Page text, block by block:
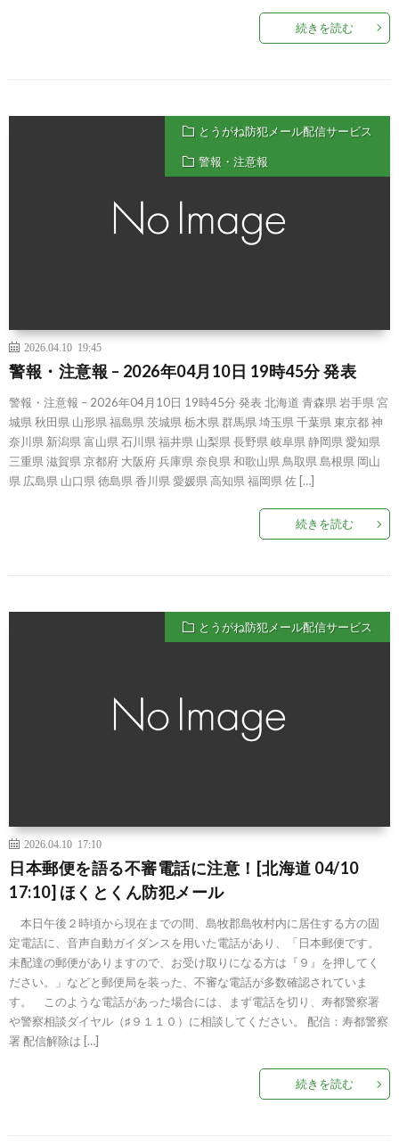
続きを読む
とうがね防犯メール配信サービス
警報・注意報
2026.04.10 19:45
警報・注意報 – 2026年04月10日 19時45分 発表
警報・注意報 – 2026年04月10日 19時45分 発表 北海道 青森県 岩手県 宮
城県 秋田県 山形県 福島県 茨城県 栃木県 群馬県 埼玉県 千葉県 東京都 神
奈川県 新潟県 富山県 石川県 福井県 山梨県 長野県 岐阜県 静岡県 愛知県
三重県 滋賀県 京都府 大阪府 兵庫県 奈良県 和歌山県 鳥取県 島根県 岡山
県 広島県 山口県 徳島県 香川県 愛媛県 高知県 福岡県 佐 […]
続きを読む
とうがね防犯メール配信サービス
2026.04.10 17:10
日本郵便を語る不審電話に注意！[北海道 04/10
17:10] ほくとくん防犯メール
本日午後２時頃から現在までの間、島牧郡島牧村内に居住する方の固
定電話に、音声自動ガイダンスを用いた電話があり、「日本郵便です。
未配達の郵便がありますので、お受け取りになる方は『９』を押してく
ださい。」などと郵便局を装った、不審な電話が多数確認されていま
す。 このような電話があった場合には、まず電話を切り、寿都警察署
や警察相談ダイヤル（♯９１１０）に相談してください。 配信：寿都警察
署 配信解除は […]
続きを読む